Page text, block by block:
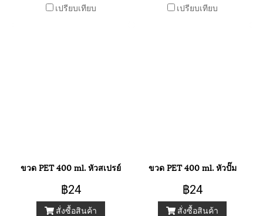
เปรียบเทียบ เปรียบเทียบ
ขวด PET 400 ml. หัวสเปรย์
฿24
สั่งซื้อสินค้า
ขวด PET 400 ml. หัวปั๊ม
฿24
สั่งซื้อสินค้า